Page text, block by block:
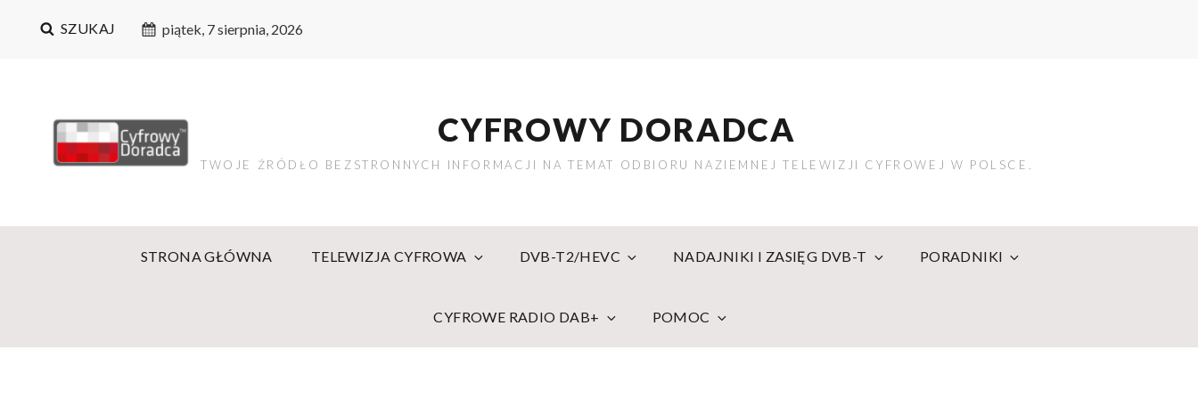
SZUKAJ piątek, 7 sierpnia, 2026
CYFROWY DORADCA
TWOJE ŹRÓDŁO BEZSTRONNYCH INFORMACJI NA TEMAT ODBIORU NAZIEMNEJ TELEWIZJI CYFROWEJ W POLSCE.
STRONA GŁÓWNA TELEWIZJA CYFROWA DVB-T2/HEVC NADAJNIKI I ZASIĘG DVB-T PORADNIKI
CYFROWE RADIO DAB+ POMOC